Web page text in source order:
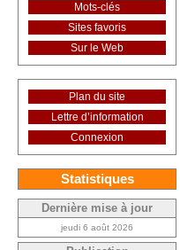
Mots-clés
Sites favoris
Sur le Web
Plan du site
Lettre d’information
Connexion
Statistiques
Dernière mise à jour
jeudi 6 août 2026